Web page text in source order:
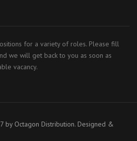
for a variety of roles. Please fill
we will get back to you as soon as
vacancy.
by Octagon Distribution. Designed &